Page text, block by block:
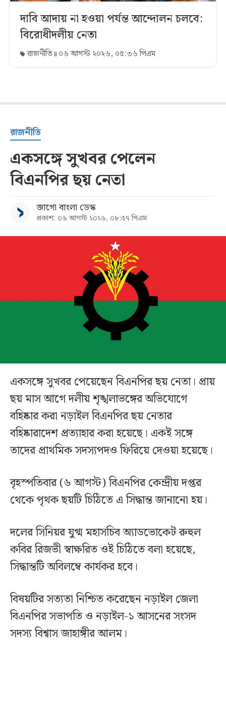
দাবি আদায় না হওয়া পর্যন্ত আন্দোলন চলবে:
বিরোধীদলীয় নেতা
রাজনীতি ০৬ আগস্ট ২০২৬, ০৫:৩৬ পিএম
রাজনীতি
একসঙ্গে সুখবর পেলেন
বিএনপির ছয় নেতা
জাগো বাংলা ডেস্ক
প্রকাশ: ০৬ আগস্ট ২০২৬, ০৮:৫৭ পিএম
একসঙ্গে সুখবর পেয়েছেন বিএনপির ছয় নেতা। প্রায়
ছয় মাস আগে দলীয় শৃঙ্খলাভঙ্গের অভিযোগে
বহিষ্কার করা নড়াইল বিএনপির ছয় নেতার
বহিষ্কারাদেশ প্রত্যাহার করা হয়েছে। একই সঙ্গে
তাদের প্রাথমিক সদস্যপদও ফিরিয়ে দেওয়া হয়েছে।
বৃহস্পতিবার (৬ আগস্ট) বিএনপির কেন্দ্রীয় দপ্তর
থেকে পৃথক ছয়টি চিঠিতে এ সিদ্ধান্ত জানানো হয়।
দলের সিনিয়র যুগ্ম মহাসচিব অ্যাডভোকেট রুহুল
কবির রিজভী স্বাক্ষরিত ওই চিঠিতে বলা হয়েছে,
সিদ্ধান্তটি অবিলম্বে কার্যকর হবে।
বিষয়টির সত্যতা নিশ্চিত করেছেন নড়াইল জেলা
বিএনপির সভাপতি ও নড়াইল-১ আসনের সংসদ
সদস্য বিশ্বাস জাহাঙ্গীর আলম।